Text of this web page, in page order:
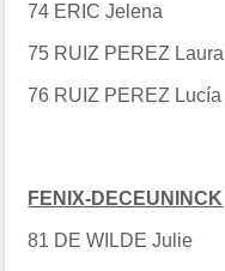
74 ERIC Jelena
75 RUIZ PEREZ Laura
76 RUIZ PEREZ Lucía
FENIX-DECEUNINCK
81 DE WILDE Julie